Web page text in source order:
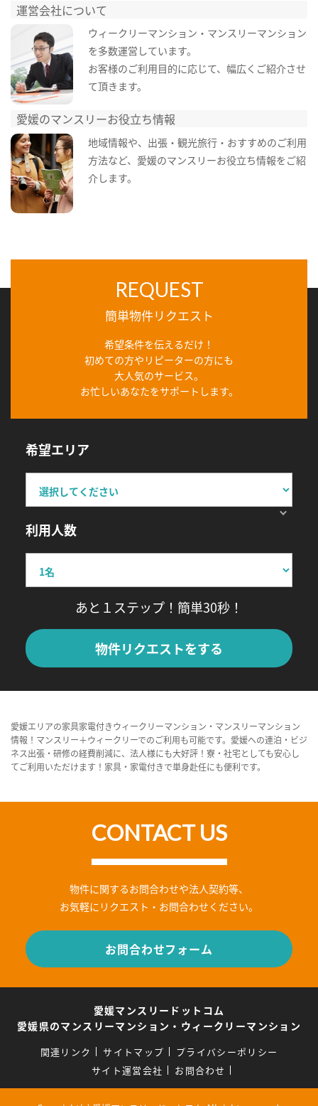
運営会社について
ウィークリーマンション・マンスリーマンション
を多数運営しています。
お客様のご利用目的に応じて、幅広くご紹介させ
て頂きます。
愛媛のマンスリーお役立ち情報
地域情報や、出張・観光旅行・おすすめのご利用
方法など、愛媛のマンスリーお役立ち情報をご紹
介します。
REQUEST
簡単物件リクエスト
希望条件を伝えるだけ！
初めての方やリピーターの方にも
大人気のサービス。
お忙しいあなたをサポートします。
希望エリア
利用人数
あと１ステップ！簡単30秒！
物件リクエストをする
愛媛エリアの家具家電付きウィークリーマンション・マンスリーマンション
情報！マンスリー＋ウィークリーでのご利用も可能です。愛媛への連泊・ビジ
ネス出張・研修の経費削減に、法人様にも大好評！寮・社宅としても安心し
てご利用いただけます！家具・家電付きで単身赴任にも便利です。
CONTACT US
物件に関するお問合わせや法人契約等、
お気軽にリクエスト・お問合わせください。
お問合わせフォーム
愛媛マンスリードットコム
愛媛県のマンスリーマンション・ウィークリーマンション
関連リンク サイトマップ
プライバシーポリシー
サイト運営会社
お問合わせ